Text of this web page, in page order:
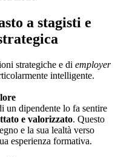
a stagisti e
strategiche e di employer
intelligente.
un dipendente lo fa sentire
e valorizzato. Questo
e la sua lealtà verso
esperienza formativa.